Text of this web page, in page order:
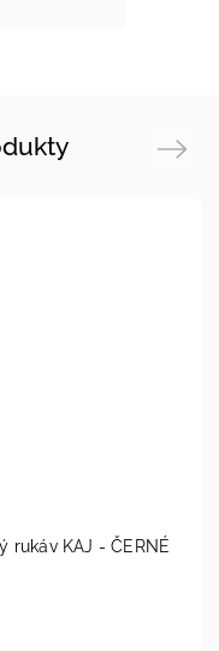
rukáv KAJ - ČERNÉ
Next